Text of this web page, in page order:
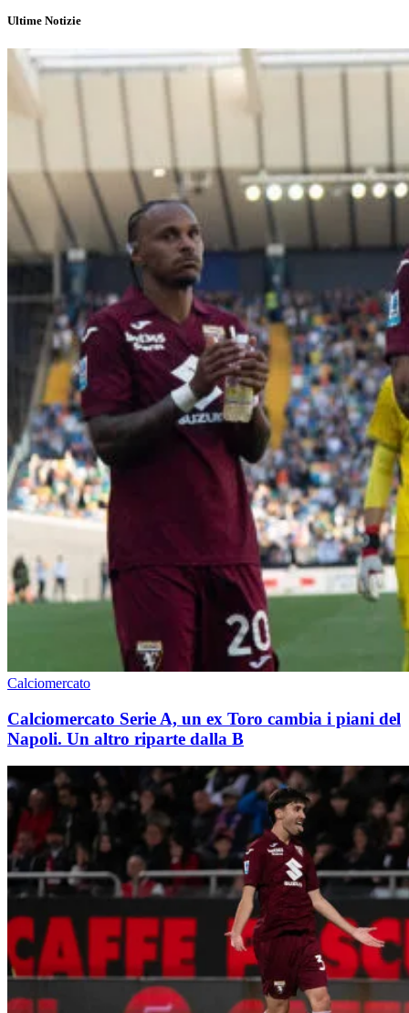
Ultime Notizie
Calciomercato
Calciomercato Serie A, un ex Toro cambia i piani del
Napoli. Un altro riparte dalla B